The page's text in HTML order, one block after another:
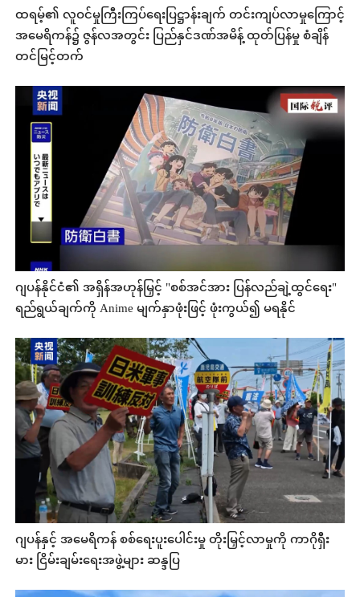
ထရမ့်၏ လူဝင်မှုကြီးကြပ်ရေးပြဋ္ဌာန်းချက် တင်းကျပ်လာမှုကြောင့်
အမေရိကန်၌ ဇွန်လအတွင်း ပြည်နှင်ဒဏ်အမိန့် ထုတ်ပြန်မှု စံချိန်
တင်မြင့်တက်
ဂျပန်နိုင်ငံ၏ အရှိန်အဟုန်မြှင့် "စစ်အင်အား ပြန်လည်ချဲ့ထွင်ရေး"
ရည်ရွယ်ချက်ကို Anime မျက်နှာဖုံးဖြင့် ဖုံးကွယ်၍ မရနိုင်
ဂျပန်နှင့် အမေရိကန် စစ်ရေးပူးပေါင်းမှု တိုးမြှင့်လာမှုကို ကာဂိုရှီး
မား ငြိမ်းချမ်းရေးအဖွဲ့များ ဆန္ဒပြ